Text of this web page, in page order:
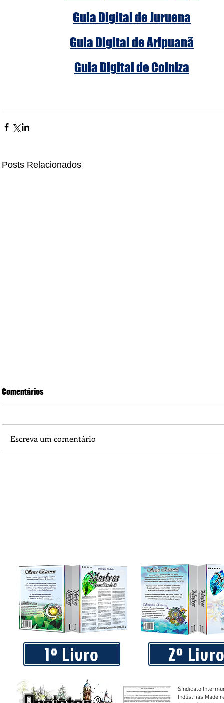
Guia Digital de Juruena
Guia Digital de Aripuanã
Guia Digital de Colniza
Posts Relacionados
Comentários
Escreva um comentário
1º Livro 2º
Sindicato
Indústrias